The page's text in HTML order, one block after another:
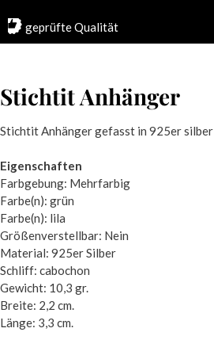
geprüfte Qualität
Stichtit Anhänger
Stichtit Anhänger gefasst in 925er silber
Eigenschaften
Farbgebung: Mehrfarbig
Farbe(n): grün
Farbe(n): lila
Größenverstellbar: Nein
Material: 925er Silber
Schliff: cabochon
Gewicht: 10,3 gr.
Breite: 2,2 cm.
Länge: 3,3 cm.